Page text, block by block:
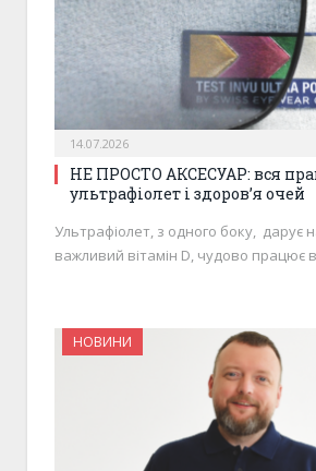
14.07.2026
НЕ ПРОСТО АКСЕСУАР: вся
ультрафіолет і здоров’я очей
Ультрафіолет, з одного боку, дарує
важливий вітамін D, чудово працює в
НОВИНИ